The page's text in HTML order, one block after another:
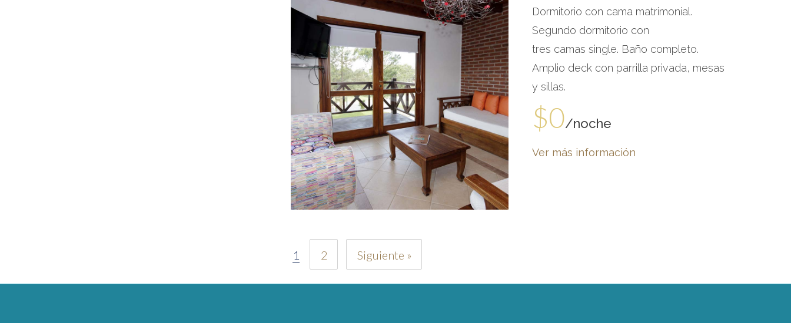
Dormitorio con cama matrimonial.
Segundo dormitorio con
tres camas single. Baño completo.
Amplio deck con parrilla privada, mesas
y sillas.
$0/noche
Ver más información
1 2 Siguiente »